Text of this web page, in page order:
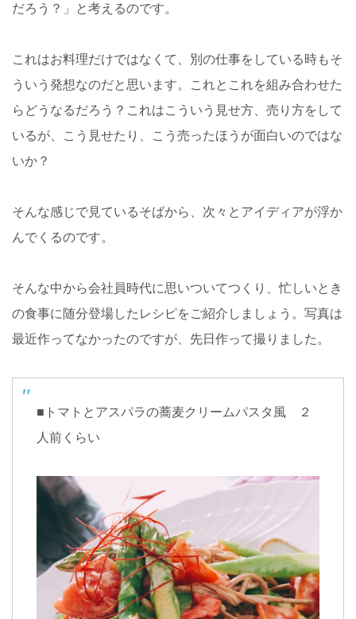
だろう？」と考えるのです。
これはお料理だけではなくて、別の仕事をしている時もそ
ういう発想なのだと思います。これとこれを組み合わせた
らどうなるだろう？これはこういう見せ方、売り方をして
いるが、こう見せたり、こう売ったほうが面白いのではな
いか？
そんな感じで見ているそばから、次々とアイディアが浮か
んでくるのです。
そんな中から会社員時代に思いついてつくり、忙しいとき
の食事に随分登場したレシピをご紹介しましょう。写真は
最近作ってなかったのですが、先日作って撮りました。
■トマトとアスパラの蕎麦クリームパスタ風 ２
人前くらい